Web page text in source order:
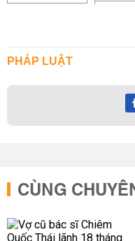
PHÁP LUẬT
CÙNG